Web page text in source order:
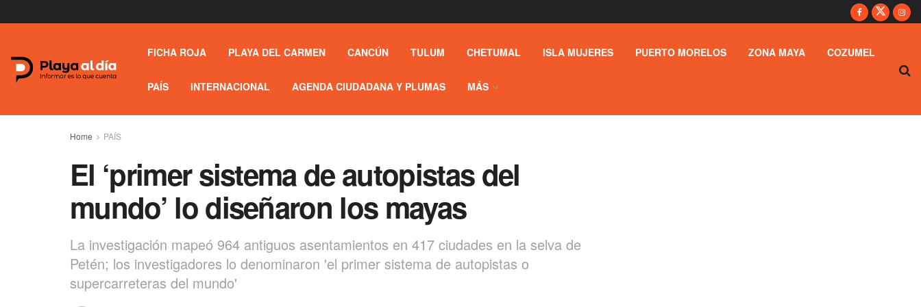
FICHA ROJA PLAYA DEL CARMEN CANCÚN TULUM CHETUMAL ISLA MUJERES PUERTO MORELOS ZONA MAYA COZUMEL
PAÍS INTERNACIONAL AGENDA CIUDADANA Y PLUMAS MÁS
Home PAÍS
El ‘primer sistema de autopistas del
mundo’ lo diseñaron los mayas
La investigación mapeó 964 antiguos asentamientos en 417 ciudades en la selva de
Petén; los investigadores lo denominaron 'el primer sistema de autopistas o
supercarreteras del mundo'